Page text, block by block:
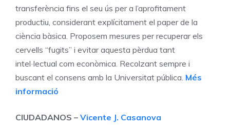
transferència fins el seu ús per a l’aprofitament
productiu, considerant explícitament el paper de la
ciència bàsica. Proposem mesures per recuperar els
cervells “fugits” i evitar aquesta pèrdua tant
intel·lectual com econòmica. Recolzant sempre i
buscant el consens amb la Universitat pública. Més
informació
CIUDADANOS – Vicente J. Casanova